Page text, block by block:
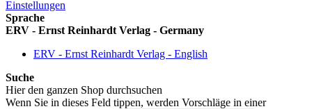
Einstellungen
Sprache
ERV - Ernst Reinhardt Verlag - Germany
ERV - Ernst Reinhardt Verlag - English
Suche
Hier den ganzen Shop durchsuchen
Wenn Sie in dieses Feld tippen, werden Vorschläge in einer